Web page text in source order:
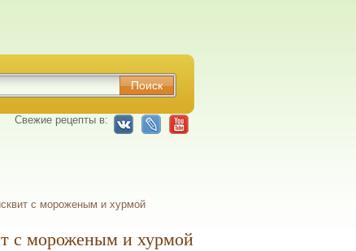
Свежие рецепты в:
с мороженым и хурмой
с мороженым и хурмой